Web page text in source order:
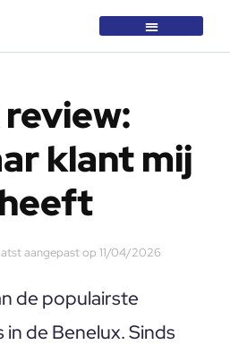
klant mij
aangepast op 11/04/2026
de populairste
de Benelux. Sinds